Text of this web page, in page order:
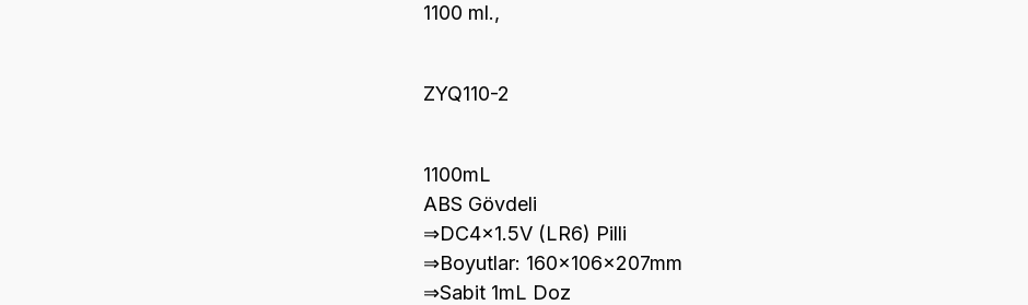
1100 ml.,
ZYQ110-2
1100mL
ABS Gövdeli
⇒DC4x1.5V (LR6) Pilli
⇒Boyutlar: 160x106x207mm
⇒Sabit 1mL Doz